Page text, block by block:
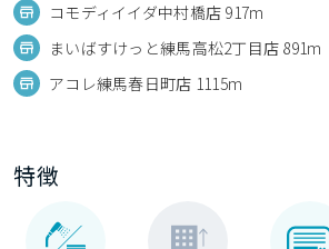
コモディイイダ中村橋店 917m
まいばすけっと練馬高松2丁目店 891m
アコレ練馬春日町店 1115m
特徴